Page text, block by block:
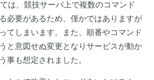
は、競技サーバ上で複数のコマンド
必要があるため、僅かではありますが
てしまいます。また、順番やコマンド
と意図せぬ変更となりサービスが動か
事も想定されました。